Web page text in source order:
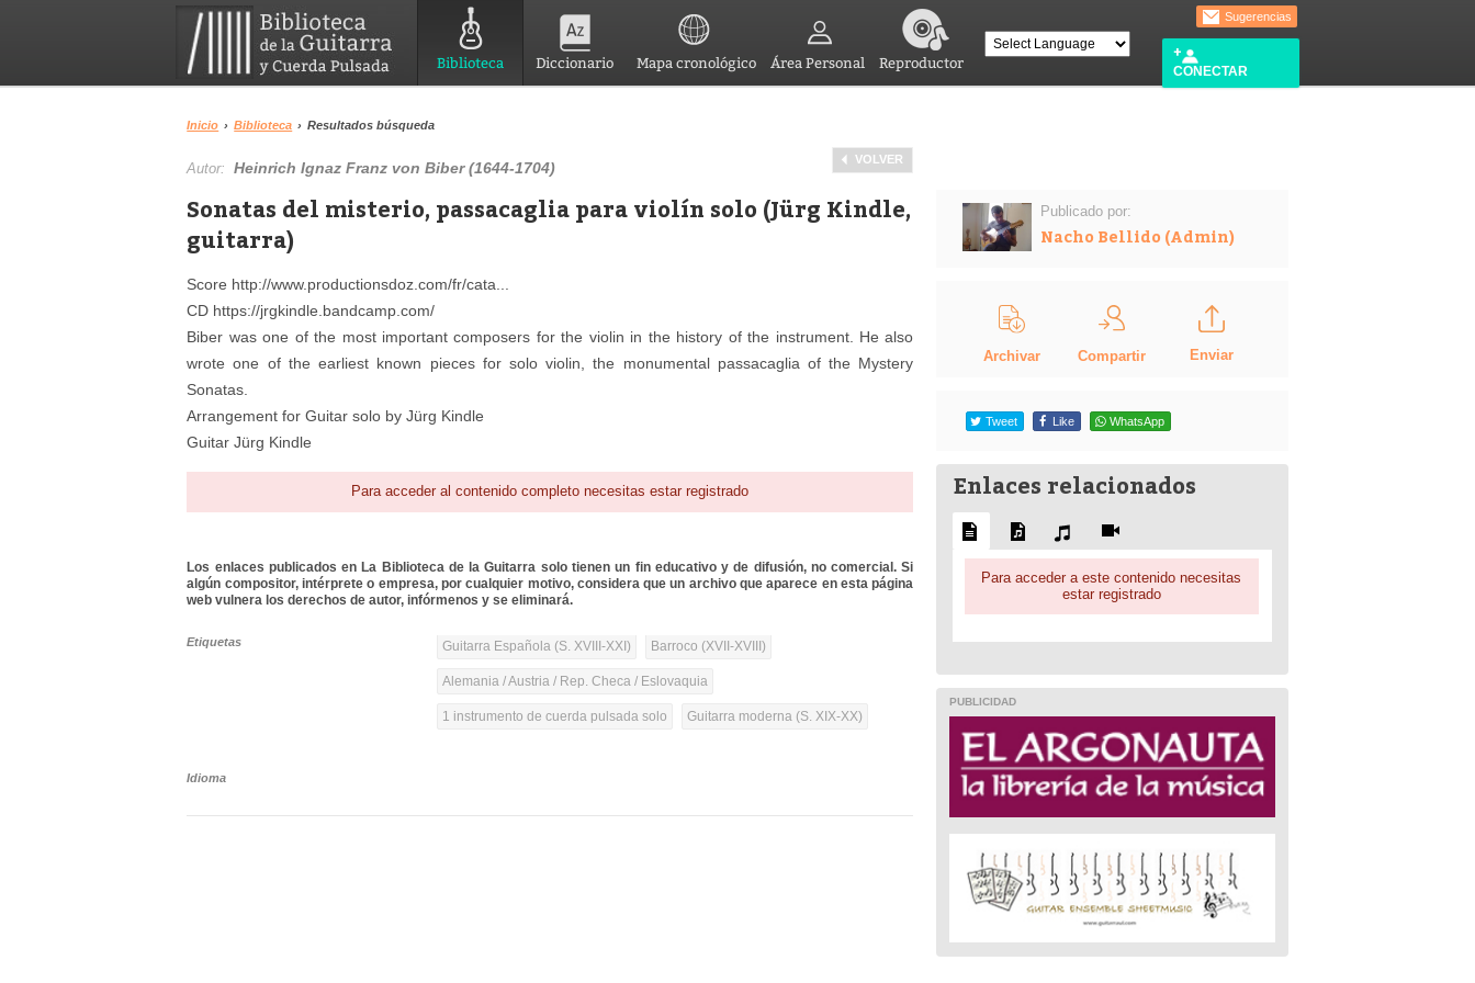
Biblioteca Diccionario Mapa cronológico Área Personal Reproductor
Sugerencias
CONECTAR
Inicio › Biblioteca › Resultados búsqueda
VOLVER
Autor:Heinrich Ignaz Franz von Biber (1644-1704)
Sonatas del misterio, passacaglia para violín solo (Jürg Kindle,
guitarra)
Score http://www.productionsdoz.com/fr/cata...
CD https://jrgkindle.bandcamp.com/
Biber was one of the most important composers for the violin in the history of the instrument. He also
wrote one of the earliest known pieces for solo violin, the monumental passacaglia of the Mystery
Sonatas.
Arrangement for Guitar solo by Jürg Kindle
Guitar Jürg Kindle
Para acceder al contenido completo necesitas estar registrado
Los enlaces publicados en La Biblioteca de la Guitarra solo tienen un fin educativo y de difusión, no comercial. Si
algún compositor, intérprete o empresa, por cualquier motivo, considera que un archivo que aparece en esta página
web vulnera los derechos de autor, infórmenos y se eliminará.
Etiquetas Guitarra Española (S. XVIII-XXI) Barroco (XVII-XVIII)
Alemania / Austria / Rep. Checa / Eslovaquia
1 instrumento de cuerda pulsada solo Guitarra moderna (S. XIX-XX)
Idioma
Publicado por:
Nacho Bellido (Admin)
Archivar Compartir Enviar
Tweet Like WhatsApp
Enlaces relacionados
Para acceder a este contenido necesitas
estar registrado
PUBLICIDAD